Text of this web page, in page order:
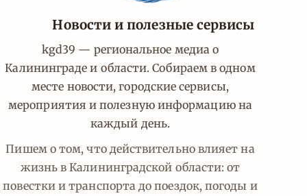
Новости и полезные сервисы
kgd39 — региональное медиа о
Калининграде и области. Собираем в одном
месте новости, городские сервисы,
мероприятия и полезную информацию на
каждый день.
Пишем о том, что действительно влияет на
жизнь в Калининградской области: от
повестки и транспорта до поездок, погоды и